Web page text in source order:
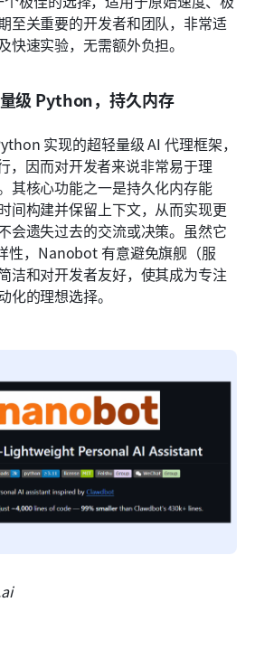
至关重要的开发者和团队，非常适
快速实验，无需额外负担。
级 Python，持久内存
实现的超轻量级 AI 代理框架，
，因而对开发者来说非常易于理
其核心功能之一是持久化内存能
间构建并保留上下文，从而实现更
会遗失过去的交流或决策。虽然它
性，Nanobot 有意避免旗舰（服
洁和对开发者友好，使其成为专注
化的理想选择。